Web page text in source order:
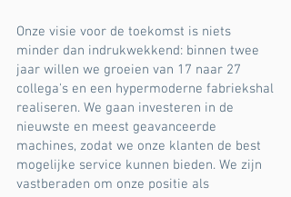
Onze visie voor de toekomst is niets
minder dan indrukwekkend: binnen twee
jaar willen we groeien van 17 naar 27
collega's en een hypermoderne fabriekshal
realiseren. We gaan investeren in de
nieuwste en meest geavanceerde
machines, zodat we onze klanten de best
mogelijke service kunnen bieden. We zijn
vastberaden om onze positie als